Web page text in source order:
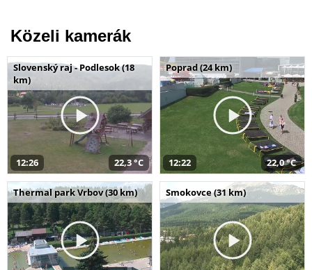
Közeli kamerák
Slovenský raj - Podlesok (18
km)
12:26 22,3 °C
Poprad (24 km)
12:22 22,0 °C
Thermal park Vrbov (30 km) Smokovce (31 km)